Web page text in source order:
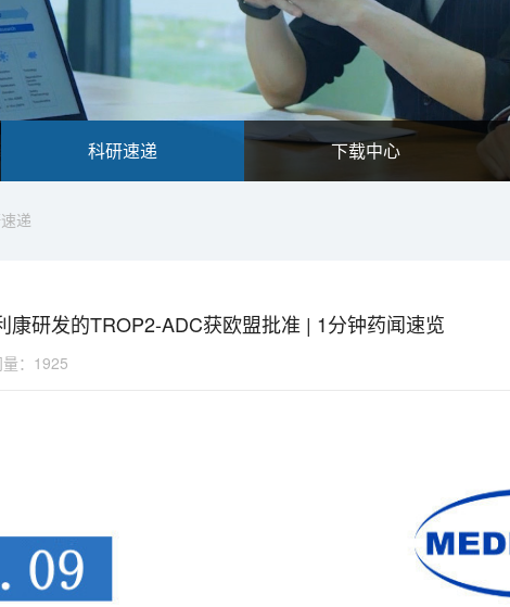
科研速递 下载中心
递
康研发的TROP2-ADC获欧盟批准 | 1分钟药闻速览
： 1925